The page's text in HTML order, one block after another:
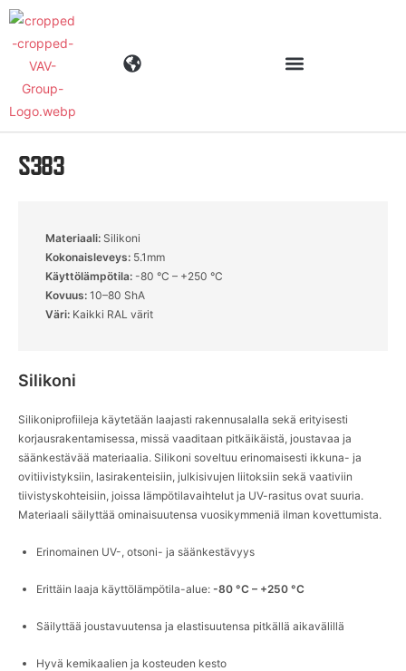
Materiaalit
Yhteystiedot
English Deutsch Svenska
S383
Materiaali: Silikoni
Kokonaisleveys: 5.1mm
Käyttölämpötila: -80 °C – +250 °C
Kovuus: 10–80 ShA
Väri: Kaikki RAL värit
Silikoni
Silikoniprofiileja käytetään laajasti rakennusalalla sekä erityisesti
korjausrakentamisessa, missä vaaditaan pitkäikäistä, joustavaa ja
säänkestävää materiaalia. Silikoni soveltuu erinomaisesti ikkuna- ja
ovitiivistyksiin, lasirakenteisiin, julkisivujen liitoksiin sekä vaativiin
tiivistyskohteisiin, joissa lämpötilavaihtelut ja UV-rasitus ovat suuria.
Materiaali säilyttää ominaisuutensa vuosikymmeniä ilman kovettumista.
Erinomainen UV-, otsoni- ja säänkestävyys
Erittäin laaja käyttölämpötila-alue: -80 °C – +250 °C
Säilyttää joustavuutensa ja elastisuutensa pitkällä aikavälillä
Hyvä kemikaalien ja kosteuden kesto